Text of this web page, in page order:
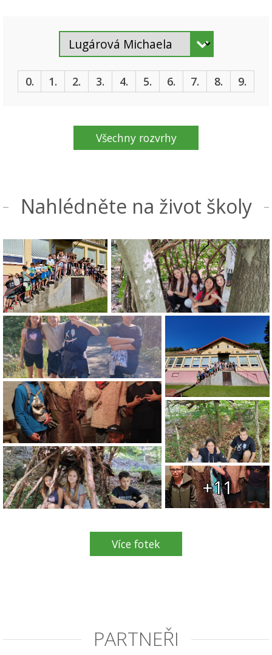
0. 1. 2. 3. 4. 5. 6. 7. 8. 9.
Všechny rozvrhy
Nahlédněte na život školy
+11
Více fotek
PARTNEŘI